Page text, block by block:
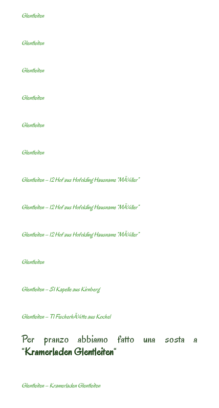
Glentleiten
Glentleiten
Glentleiten
Glentleiten
Glentleiten
Glentleiten
Glentleiten – 12 Hof aus Hofolding Hausname “MÃ¼ller”
Glentleiten – 12 Hof aus Hofolding Hausname “MÃ¼ller”
Glentleiten – 12 Hof aus Hofolding Hausname “MÃ¼ller”
Glentleiten
Glentleiten – S1 Kapelle aus Kirnberg
Glentleiten – T1 FischerhÃ¼tte aus Kochel
Per pranzo abbiamo fatto una sosta a
“Kramerladen Glentleiten“
Glentleiten – Kramerladen Glentleiten